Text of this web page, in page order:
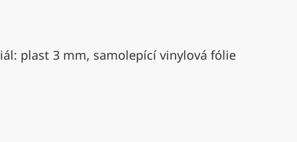
plast 3 mm, samolepící vinylová fólie